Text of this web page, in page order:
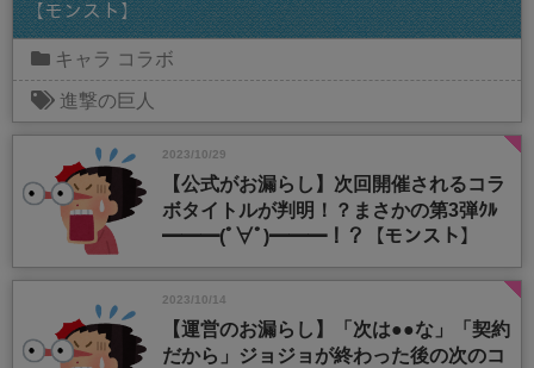
【モンスト】
キャラ コラボ
進撃の巨人
2023/10/29
【公式がお漏らし】次回開催されるコラ
ボタイトルが判明！？まさかの第3弾ｸﾙ
━━━(ﾟ∀ﾟ)━━━！？【モンスト】
2023/10/14
【運営のお漏らし】「次は●●な」「契約
だから」ジョジョが終わった後の次のコ